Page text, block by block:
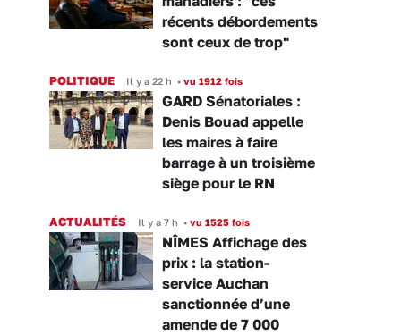
récents débordements
sont ceux de trop"
POLITIQUE Il y a 22 h • vu 1912 fois
GARD Sénatoriales :
Denis Bouad appelle
les maires à faire
barrage à un troisième
siège pour le RN
ACTUALITÉS Il y a 7 h • vu 1525 fois
NÎMES Affichage des
prix : la station-
service Auchan
sanctionnée d’une
amende de 7 000